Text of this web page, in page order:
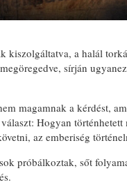
kiszolgáltatva, a halál
sírján
magamnak a kérdést,
Hogyan
az emberiség
próbálkoztak, sőt